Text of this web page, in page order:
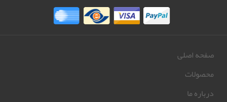
صفحه اصلی
محصولات
درباره ما